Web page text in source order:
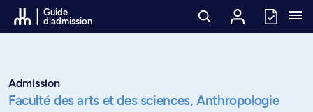
Passer au contenu
Guide
d'admission
Admission
Faculté des arts et des sciences, Anthropologie